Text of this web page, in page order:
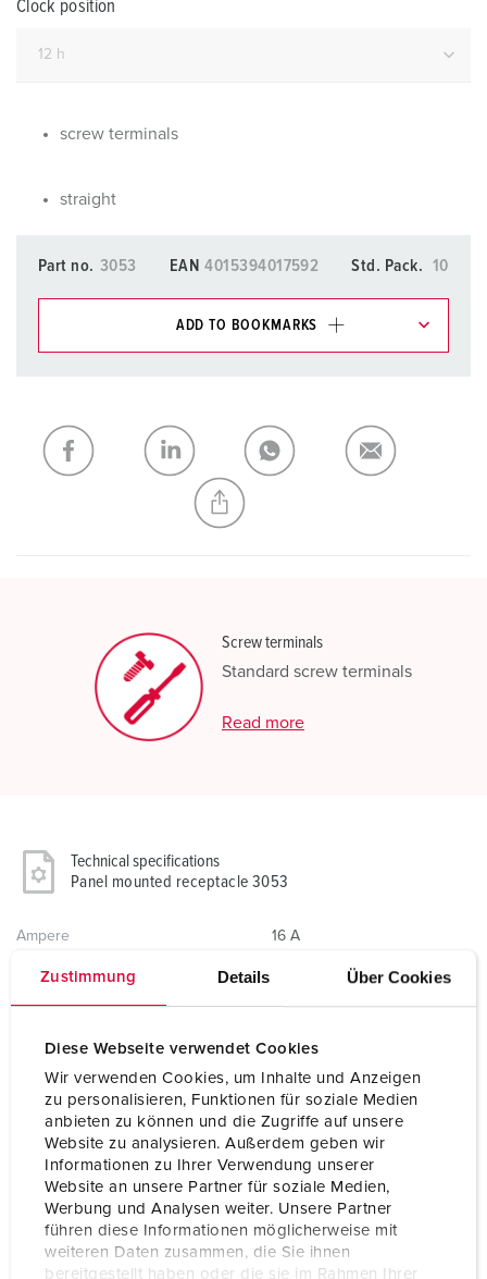
Zustimmung Details Über Cookies
Diese Webseite verwendet Cookies
Wir verwenden Cookies, um Inhalte und Anzeigen
zu personalisieren, Funktionen für soziale Medien
anbieten zu können und die Zugriffe auf unsere
Website zu analysieren. Außerdem geben wir
Informationen zu Ihrer Verwendung unserer
Website an unsere Partner für soziale Medien,
Werbung und Analysen weiter. Unsere Partner
führen diese Informationen möglicherweise mit
weiteren Daten zusammen, die Sie ihnen
bereitgestellt haben oder die sie im Rahmen Ihrer
Clock position
screw terminals
straight
Part no. 3053 EAN 4015394017592 Std. Pack. 10
ADD TO BOOKMARKS
My list ADD
CREATE A NEW LIST
Screw terminals
Standard screw terminals
Read more
Technical specifications
Panel mounted receptacle 3053
Ampere 16 A
Poles
Clock position 12 h
Connection technology Screw terminals
Contact standard
Protection type IP44
Flange 75x75 mm